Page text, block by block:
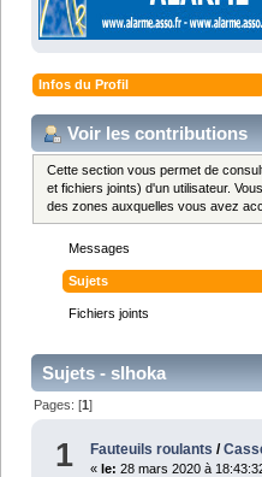
Infos du Profil
Voir les contributions
Cette section vous permet de
et fichiers joints) d'un utilisateur.
des zones auxquelles vous avez
Messages
Sujets
Fichiers joints
Sujets - slhoka
Pages: [1]
1 Fauteuils roulants /
«le: 28 mars 2020 à